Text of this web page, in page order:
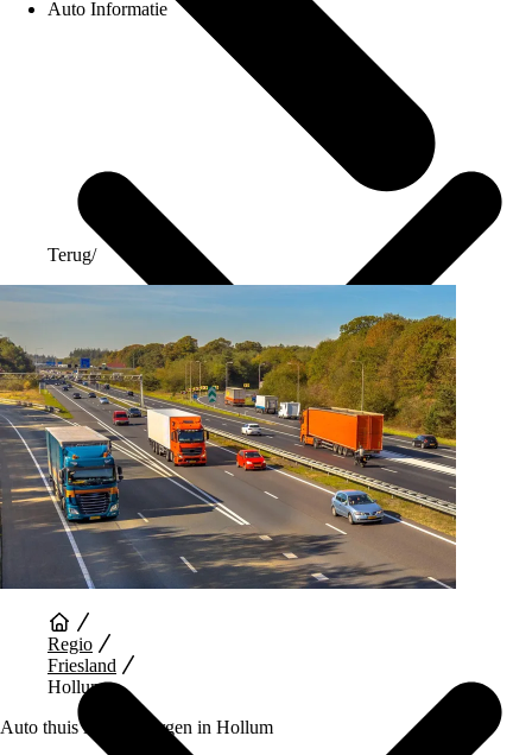
Auto Informatie
Auto Diensten
Terug/
Regio
Friesland
Hollum
Auto thuis laten bezorgen in Hollum